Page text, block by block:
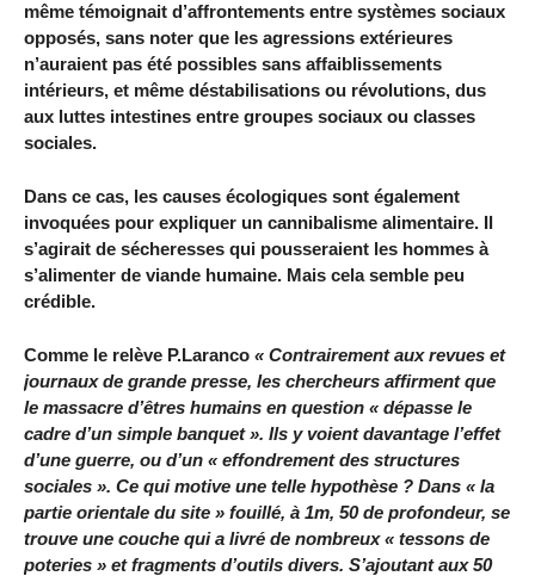
même témoignait d’affrontements entre systèmes sociaux
opposés, sans noter que les agressions extérieures
n’auraient pas été possibles sans affaiblissements
intérieurs, et même déstabilisations ou révolutions, dus
aux luttes intestines entre groupes sociaux ou classes
sociales.
Dans ce cas, les causes écologiques sont également
invoquées pour expliquer un cannibalisme alimentaire. Il
s’agirait de sécheresses qui pousseraient les hommes à
s’alimenter de viande humaine. Mais cela semble peu
crédible.
Comme le relève P.Laranco « Contrairement aux revues et
journaux de grande presse, les chercheurs affirment que
le massacre d’êtres humains en question « dépasse le
cadre d’un simple banquet ». Ils y voient davantage l’effet
d’une guerre, ou d’un « effondrement des structures
sociales ». Ce qui motive une telle hypothèse ? Dans « la
partie orientale du site » fouillé, à 1m, 50 de profondeur, se
trouve une couche qui a livré de nombreux « tessons de
poteries » et fragments d’outils divers. S’ajoutant aux 50